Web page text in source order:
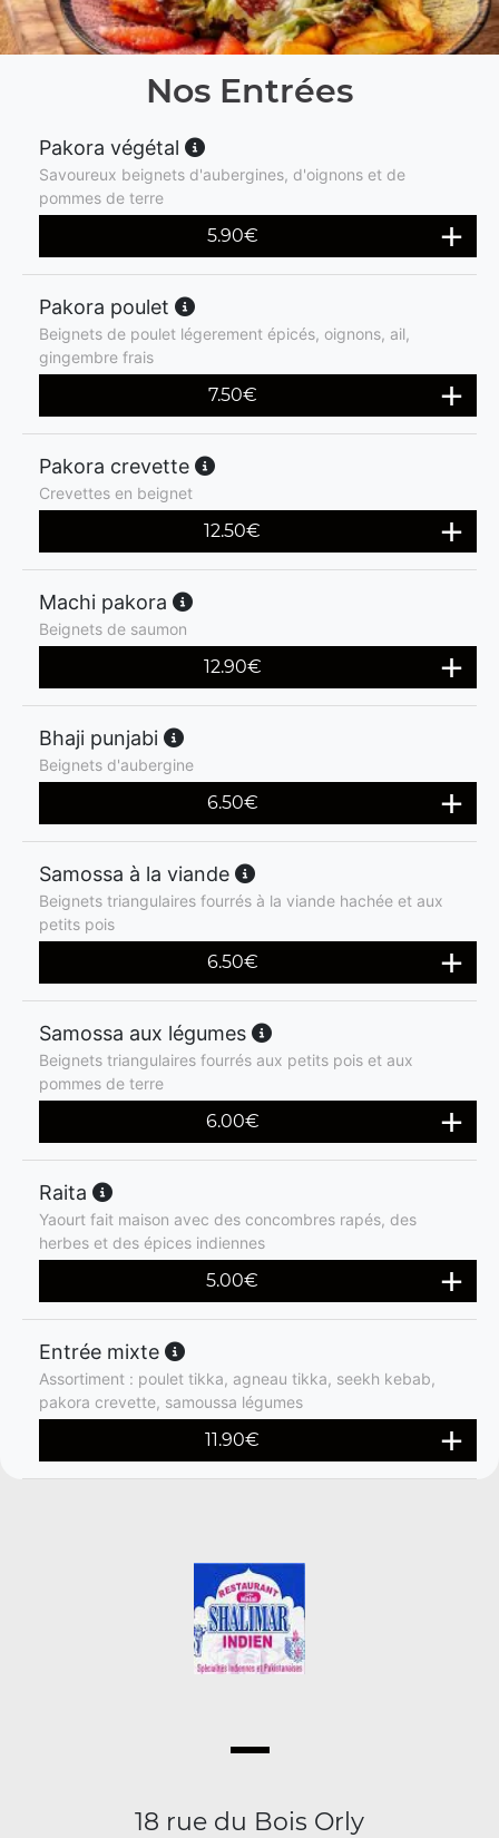
Nos Entrées
Pakora végétal
Savoureux beignets d'aubergines, d'oignons et de
pommes de terre
5.90€
Pakora poulet
Beignets de poulet légerement épicés, oignons, ail,
gingembre frais
7.50€
Pakora crevette
Crevettes en beignet
12.50€
Machi pakora
Beignets de saumon
12.90€
Bhaji punjabi
Beignets d'aubergine
6.50€
Samossa à la viande
Beignets triangulaires fourrés à la viande hachée et aux
petits pois
6.50€
Samossa aux légumes
Beignets triangulaires fourrés aux petits pois et aux
pommes de terre
6.00€
Raita
Yaourt fait maison avec des concombres rapés, des
herbes et des épices indiennes
5.00€
Entrée mixte
Assortiment : poulet tikka, agneau tikka, seekh kebab,
pakora crevette, samoussa légumes
11.90€
18 rue du Bois Orly